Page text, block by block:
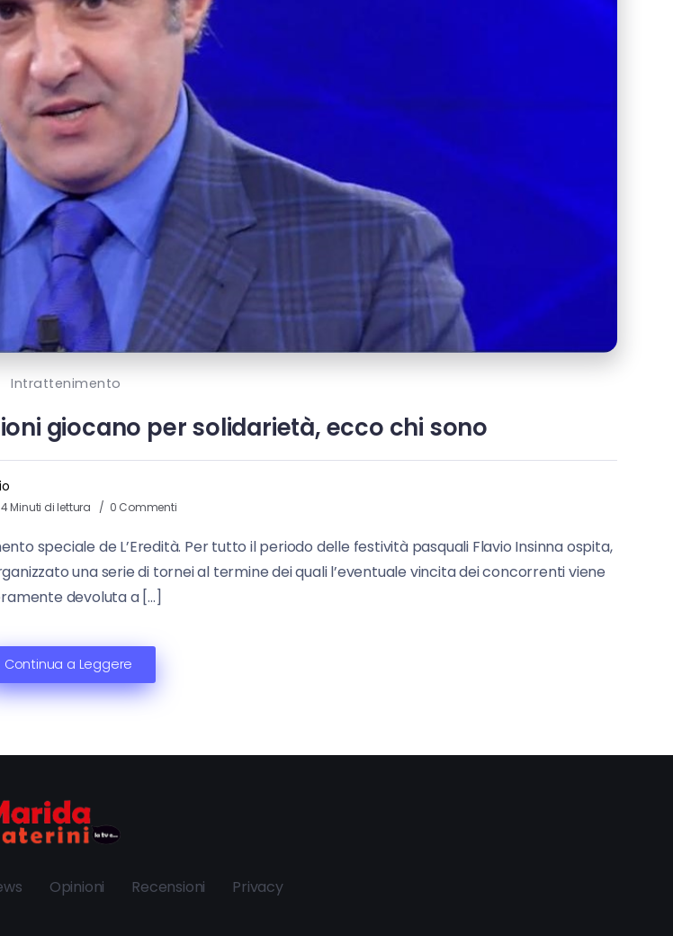
Intrattenimento
giocano per solidarietà, ecco chi sono
4 Minuti di lettura 0 Commenti
speciale de L’Eredità. Per tutto il periodo delle festività pasquali Flavio Insinna ospita,
una serie di tornei al termine dei quali l’eventuale vincita dei concorrenti viene
devoluta a […]
Continua a Leggere
Opinioni Recensioni Privacy